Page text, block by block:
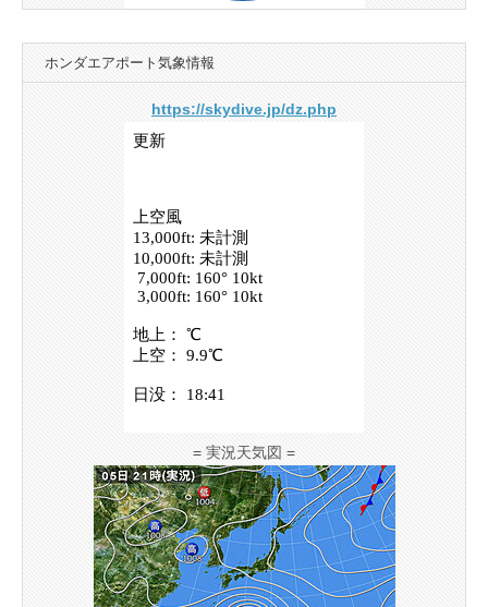
ホンダエアポート気象情報
https://skydive.jp/dz.php
= 実況天気図 =